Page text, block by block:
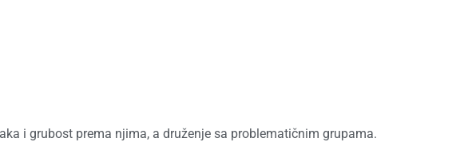
i grubost prema njima, a druženje sa problematičnim grupama.